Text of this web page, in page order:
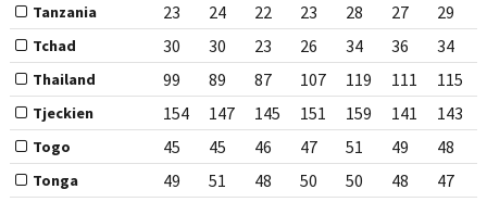
Tanzania 23 24 22 23 28 27 29
Tchad 30 30 23 26 34 36 34
Thailand 99 89 87 107 119 111 115
Tjeckien 154 147 145 151 159 141 143
Togo 45 45 46 47 51 49 48
Tonga 49 51 48 50 50 48 47